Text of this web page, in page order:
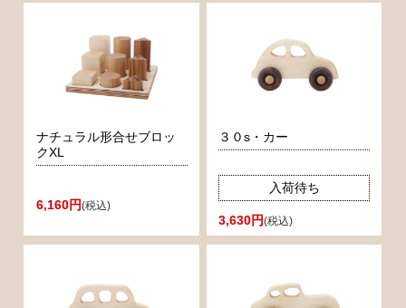
ナチュラル形合せブロッ
クXL
6,160円(税込)
３０s・カー
入荷待ち
3,630円(税込)